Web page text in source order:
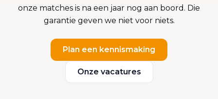
onze matches is na een jaar nog aan boord. Die
garantie geven we niet voor niets.
Plan een kennismaking
Onze vacatures